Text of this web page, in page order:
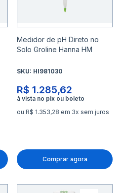
Medidor de pH Direto no
Solo Groline Hanna HM
SKU: HI981030
R$ 1.285,62
ou R$ 1.353,28 em 3x sem juros
Comprar agora